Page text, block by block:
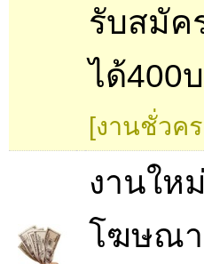
รับสมัค
ได้400
[งานชั่วค
งานให
โฆษณา